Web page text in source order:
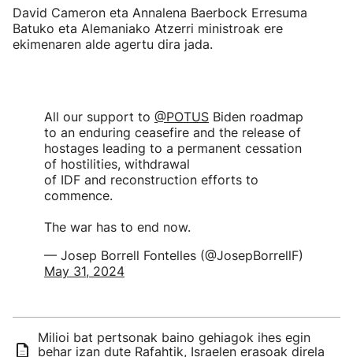
David Cameron eta Annalena Baerbock Erresuma
Batuko eta Alemaniako Atzerri ministroak ere
ekimenaren alde agertu dira jada.
All our support to @POTUS Biden roadmap
to an enduring ceasefire and the release of
hostages leading to a permanent cessation
of hostilities, withdrawal
of IDF and reconstruction efforts to
commence.
The war has to end now.
— Josep Borrell Fontelles (@JosepBorrellF)
May 31, 2024
Milioi bat pertsonak baino gehiagok ihes egin
behar izan dute Rafahtik, Israelen erasoak direla